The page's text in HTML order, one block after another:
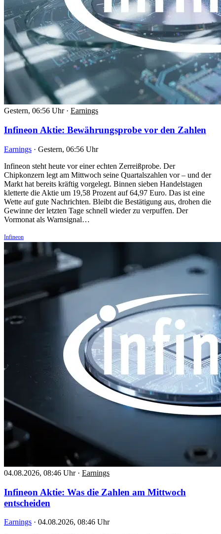
Gestern, 06:56 Uhr · Earnings
Infineon Aktie: Bewährungsprobe vor den Zahlen
Earnings · Gestern, 06:56 Uhr
Infineon steht heute vor einer echten Zerreißprobe. Der
Chipkonzern legt am Mittwoch seine Quartalszahlen vor – und der
Markt hat bereits kräftig vorgelegt. Binnen sieben Handelstagen
kletterte die Aktie um 19,58 Prozent auf 64,97 Euro. Das ist eine
Wette auf gute Nachrichten. Bleibt die Bestätigung aus, drohen die
Gewinne der letzten Tage schnell wieder zu verpuffen. Der
Vormonat als Warnsignal…
Infineon
04.08.2026, 08:46 Uhr · Earnings
Infineon Aktie: Was die Zahlen am Mittwoch
entscheiden
Earnings · 04.08.2026, 08:46 Uhr